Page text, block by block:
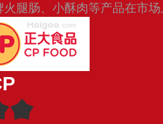
火腿肠、小酥肉等产品在市